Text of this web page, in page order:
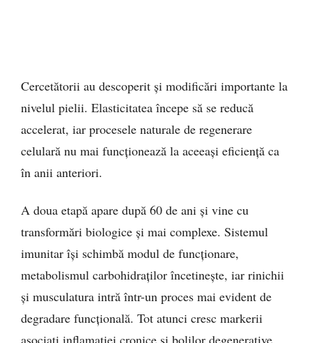
Cercetătorii au descoperit și modificări importante la
nivelul pielii. Elasticitatea începe să se reducă
accelerat, iar procesele naturale de regenerare
celulară nu mai funcționează la aceeași eficiență ca
în anii anteriori.
A doua etapă apare după 60 de ani și vine cu
transformări biologice și mai complexe. Sistemul
imunitar își schimbă modul de funcționare,
metabolismul carbohidraților încetinește, iar rinichii
și musculatura intră într-un proces mai evident de
degradare funcțională. Tot atunci cresc markerii
asociați inflamației cronice și bolilor degenerative.